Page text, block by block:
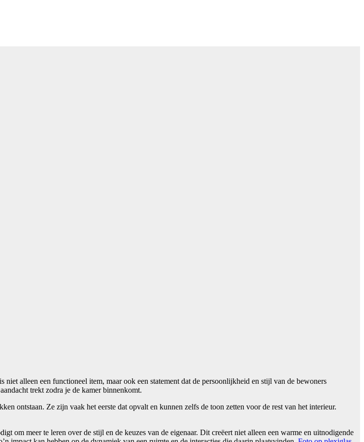
alleen een functioneel item, maar ook een statement dat de persoonlijkheid en stijl van de bewoners
trekt zodra je de kamer binnenkomt.
ontstaan. Ze zijn vaak het eerste dat opvalt en kunnen zelfs de toon zetten voor de rest van het interieur.
om meer te leren over de stijl en de keuzes van de eigenaar. Dit creëert niet alleen een warme en uitnodigende